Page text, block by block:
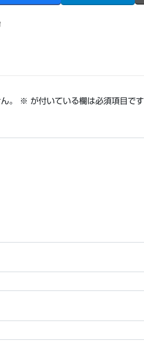
。 ※ が付いている欄は必須項目です